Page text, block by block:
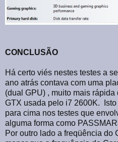
CONCLUSÃO
Há certo viés nestes testes a
ano atrás contava com uma
(dual GPU) , muito mais
GTX usada pelo i7 2600K.
para cima nos testes que
alguma forma como
Por outro lado a freqüência do